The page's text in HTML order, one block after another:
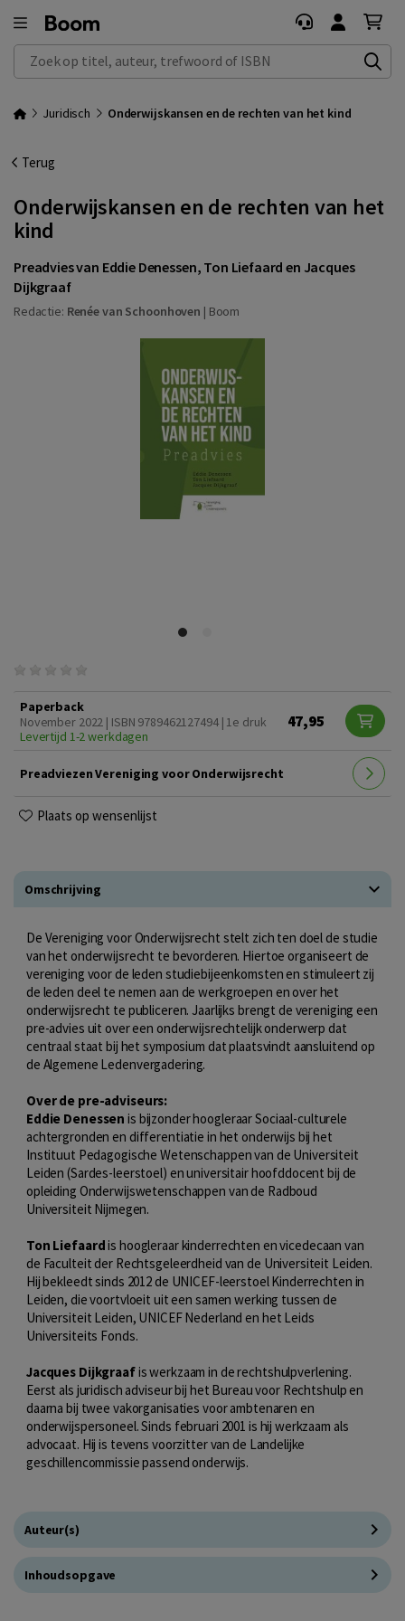
Zoek op titel, auteur, trefwoord of ISBN
Juridisch Onderwijskansen en de rechten van het kind
Terug
Onderwijskansen en de rechten van het
kind
Preadvies van Eddie Denessen, Ton Liefaard en Jacques
Dijkgraaf
Redactie: Renée van Schoonhoven | Boom
Paperback
November 2022 | ISBN 9789462127494 | 1e druk
Levertijd 1-2 werkdagen
47,95
Preadviezen Vereniging voor Onderwijsrecht
Plaats op wensenlijst
Omschrijving
De Vereniging voor Onderwijsrecht stelt zich ten doel de studie
van het onderwijsrecht te bevorderen. Hiertoe organiseert de
vereniging voor de leden studiebijeenkomsten en stimuleert zij
de leden deel te nemen aan de werkgroepen en over het
onderwijsrecht te publiceren. Jaarlijks brengt de vereniging een
pre-advies uit over een onderwijsrechtelijk onderwerp dat
centraal staat bij het symposium dat plaatsvindt aansluitend op
de Algemene Ledenvergadering.
Over de pre-adviseurs:
Eddie Denessen is bijzonder hoogleraar Sociaal-culturele
achtergronden en differentiatie in het onderwijs bij het
Instituut Pedagogische Wetenschappen van de Universiteit
Leiden (Sardes-leerstoel) en universitair hoofddocent bij de
opleiding Onderwijswetenschappen van de Radboud
Universiteit Nijmegen.
Ton Liefaardis hoogleraar kinderrechten en vicedecaan van
de Faculteit der Rechtsgeleerdheid van de Universiteit Leiden.
Hij bekleedt sinds 2012 de UNICEF-leerstoel Kinderrechten in
Leiden, die voortvloeit uit een samen werking tussen de
Universiteit Leiden, UNICEF Nederland en het Leids
Universiteits Fonds.
Jacques Dijkgraafis werkzaam in de rechtshulpverlening.
Eerst als juridisch adviseur bij het Bureau voor Rechtshulp en
daarna bij twee vakorganisaties voor ambtenaren en
onderwijspersoneel. Sinds februari 2001 is hij werkzaam als
advocaat. Hij is tevens voorzitter van de Landelijke
geschillencommissie passend onderwijs.
Auteur(s)
Inhoudsopgave